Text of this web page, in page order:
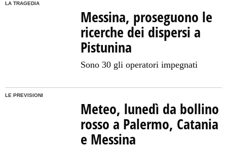
LA TRAGEDIA
Messina, proseguono le
ricerche dei dispersi a
Pistunina
Sono 30 gli operatori impegnati
LE PREVISIONI
Meteo, lunedì da bollino
rosso a Palermo, Catania
e Messina